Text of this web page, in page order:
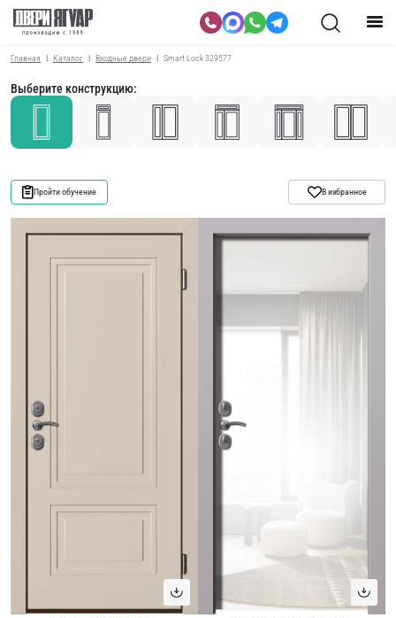
Главная Каталог Входные двери Smart Lock 329577
Выберите конструкцию:
Пройти обучение В избранное